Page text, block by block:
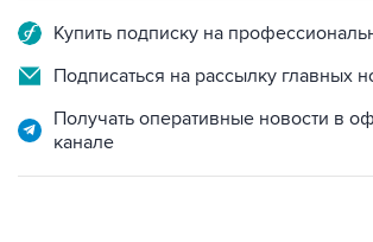
Купить подписку на
Подписаться на рассылку главных
Получать оперативные новости в
канале